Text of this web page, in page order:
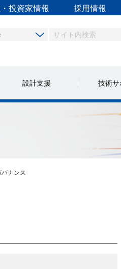
投資家情報 採用情報
設計支援 技術サ
ナンス